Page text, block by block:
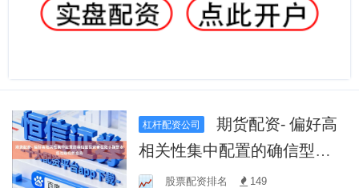
杠杆配资公司
期货配资- 偏好高
相关性集中配置的确信型投
资者在处于指数表现与赚钱
股票配资排名 149